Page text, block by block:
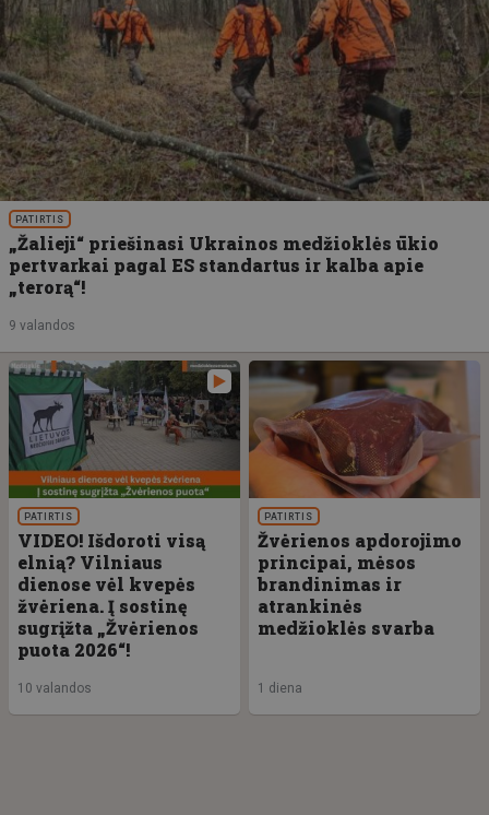
PATIRTIS
„Žalieji“ priešinasi Ukrainos medžioklės ūkio
pertvarkai pagal ES standartus ir kalba apie
„terorą“!
9 valandos
PATIRTIS
VIDEO! Išdoroti visą
elnią? Vilniaus
dienose vėl kvepės
žvėriena. Į sostinę
sugrįžta „Žvėrienos
puota 2026“!
10 valandos
PATIRTIS
Žvėrienos apdorojimo
principai, mėsos
brandinimas ir
atrankinės
medžioklės svarba
1 diena